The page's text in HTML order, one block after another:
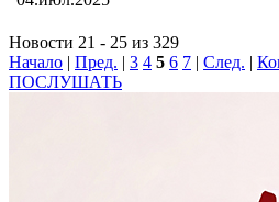
Новости 21 - 25 из 329
Начало | Пред. | 3 4 5 6 7 | След. |
ПОСЛУШАТЬ